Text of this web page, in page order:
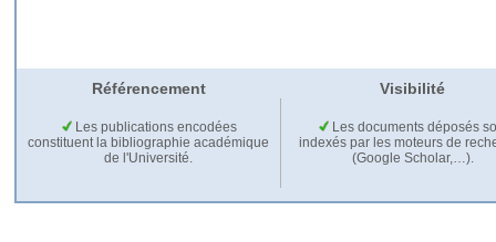
Référencement Visibilité
Les publications encodées
constituent la bibliographie académique
de l'Université.
Les documents déposés
indexés par les moteurs de
(Google Scholar,…).